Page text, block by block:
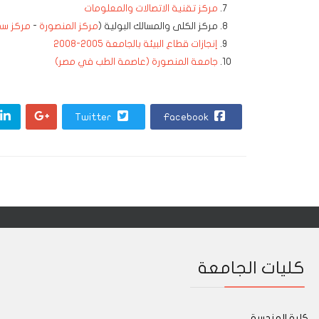
مركز تقنية الاتصالات والمعلومات
مركز الكلى والمسالك البولية (مركز المنصورة - مركز
إنجازات قطاع البيئة بالجامعة 2005-2008
جامعة المنصورة (عاصمة الطب في مصر)
كليات الجامعة